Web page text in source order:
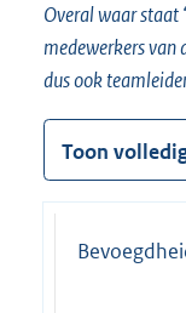
Overal waar staat
medewerkers van
dus ook
Toon